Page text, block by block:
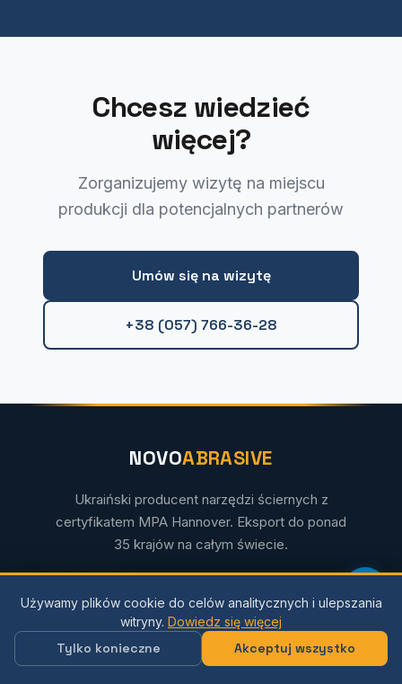
Chcesz wiedzieć
więcej?
Zorganizujemy wizytę na miejscu
produkcji dla potencjalnych partnerów
Umów się na wizytę
+38 (057) 766-36-28
NOVOABRASIVE
Ukraiński producent narzędzi ściernych z
certyfikatem MPA Hannover. Eksport do ponad
35 krajów na całym świecie.
EN 12413
oSa
Używamy plików cookie do celów analitycznych i ulepszania
witryny. Dowiedz się więcej
Tylko konieczne Akceptuj wszystko